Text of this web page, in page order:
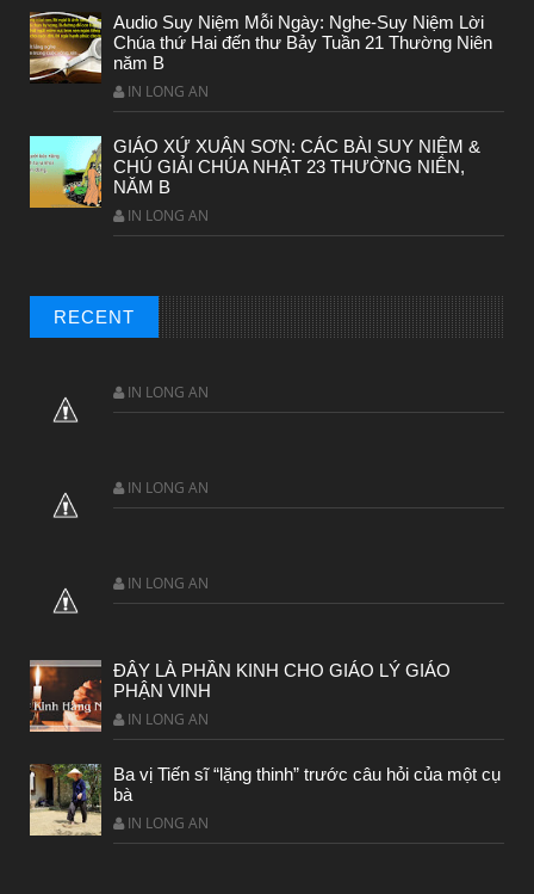
CHUYỆN Ý NGHĨA
Chuyen Y Nghia: Thien Chua Luon Tha Thu
HẠT GIỐNG TÂM HỒN
Audio Suy Niệm Mỗi Ngày: Nghe-Suy Niệm Lời
Chúa thứ Hai đến thư Bảy Tuần 21 Thường Niên
năm B
IN LONG AN
GIÁO XỨ XUÂN SƠN: CÁC BÀI SUY NIỆM &
CHÚ GIẢI CHÚA NHẬT 23 THƯỜNG NIÊN,
NĂM B
IN LONG AN
RECENT
IN LONG AN
IN LONG AN
IN LONG AN
ĐÂY LÀ PHẦN KINH CHO GIÁO LÝ GIÁO
PHẬN VINH
IN LONG AN
Ba vị Tiến sĩ “lặng thinh” trước câu hỏi của một cụ
bà
IN LONG AN